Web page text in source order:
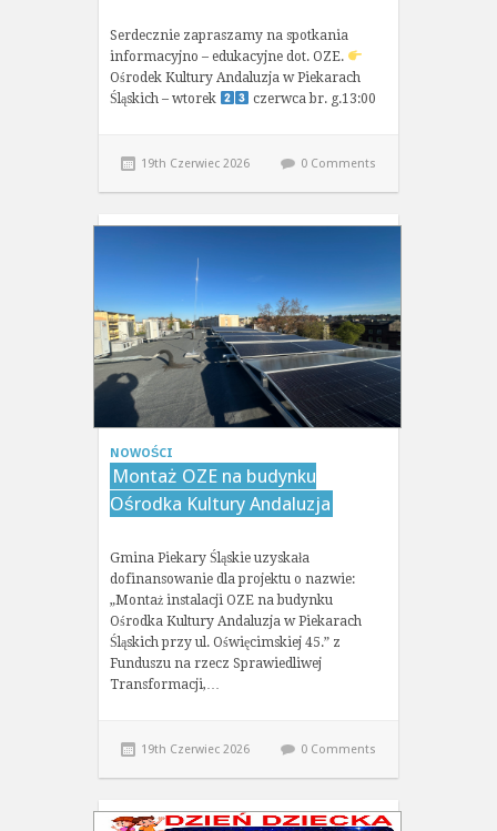
Serdecznie zapraszamy na spotkania
informacyjno – edukacyjne dot. OZE.
Ośrodek Kultury Andaluzja w Piekarach
Śląskich – wtorek
czerwca br. g.13:00
19th Czerwiec 2026 0 Comments
NOWOŚCI
Montaż OZE na budynku
Ośrodka Kultury Andaluzja
Gmina Piekary Śląskie uzyskała
dofinansowanie dla projektu o nazwie:
„Montaż instalacji OZE na budynku
Ośrodka Kultury Andaluzja w Piekarach
Śląskich przy ul. Oświęcimskiej 45.” z
Funduszu na rzecz Sprawiedliwej
Transformacji,…
19th Czerwiec 2026 0 Comments